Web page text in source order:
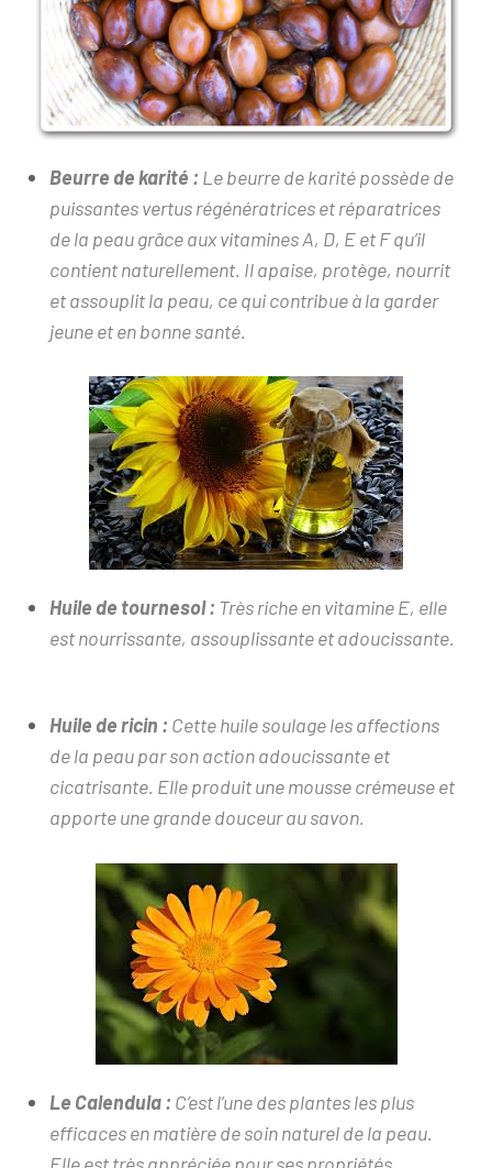
Beurre de karité : Le beurre de karité possède de
puissantes vertus régénératrices et réparatrices
de la peau grâce aux vitamines A, D, E et F qu’il
contient naturellement. Il apaise, protège, nourrit
et assouplit la peau, ce qui contribue à la garder
jeune et en bonne santé.
Huile de tournesol : Très riche en vitamine E, elle
est nourrissante, assouplissante et adoucissante.
Huile de ricin : Cette huile soulage les affections
de la peau par son action adoucissante et
cicatrisante. Elle produit une mousse crémeuse et
apporte une grande douceur au savon.
Le Calendula : C’est l’une des plantes les plus
efficaces en matière de soin naturel de la peau.